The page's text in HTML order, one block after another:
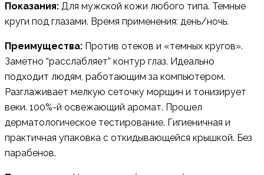
Показания: Для мужской кожи любого типа. Темные
круги под глазами. Время применения: день/ночь.
Преимущества: Против отеков и «темных кругов».
Заметно “расслабляет” контур глаз. Идеально
подходит людям, работающим за компьютером.
Разглаживает мелкую сеточку морщин и тонизирует
веки. 100%-й освежающий аромат. Прошел
дерматологическое тестирование. Гигиеничная и
практичная упаковка с откидывающейся крышкой. Без
парабенов.